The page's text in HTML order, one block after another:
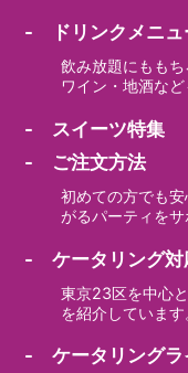
- ドリンクメニュ
飲み放題にももち
ワイン・地酒など
- スイーツ特集
- ご注文方法
初めての方でも
がるパーティをサ
- ケータリング対
東京23区を中心
を紹介しています
- ケータリングラ